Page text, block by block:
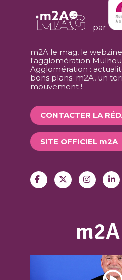
par
m2A le mag, le
l'agglomération
Agglomération :
bons plans. m2A, un
mouvement !
CONTACTER LA
SITE OFFICIEL m2A